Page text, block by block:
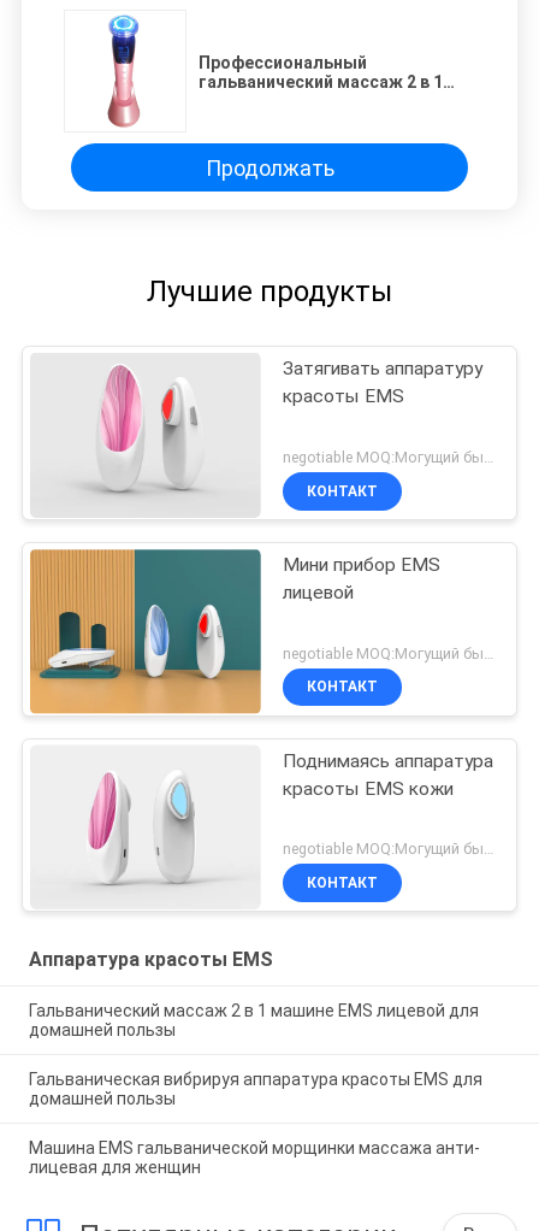
Профессиональный
гальванический массаж 2 в 1
Продолжать
Лучшие продукты
Затягивать аппаратуру
красоты EMS
КОНТАКТ
Мини прибор EMS
лицевой
КОНТАКТ
Поднимаясь аппаратура
красоты EMS кожи
negotiable MOQ:Могущий быть предметом переговоров
КОНТАКТ
Аппаратура красоты EMS
Гальванический массаж 2 в 1 машине EMS лицевой для
домашней пользы
Гальваническая вибрируя аппаратура красоты EMS для
домашней пользы
Машина EMS гальванической морщинки массажа анти-
лицевая для женщин